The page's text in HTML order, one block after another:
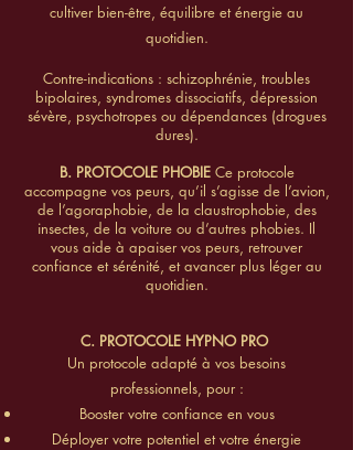
cultiver bien-être, équilibre et énergie au
quotidien.
Contre-indications : schizophrénie, troubles
bipolaires, syndromes dissociatifs, dépression
sévère, psychotropes ou dépendances (drogues
dures).
B. PROTOCOLE PHOBIE Ce protocole
accompagne vos peurs, qu’il s’agisse de l’avion,
de l’agoraphobie, de la claustrophobie, des
insectes, de la voiture ou d’autres phobies. Il
vous aide à apaiser vos peurs, retrouver
confiance et sérénité, et avancer plus léger au
quotidien.
C. PROTOCOLE HYPNO PRO
Un protocole adapté à vos besoins
professionnels, pour :
Booster votre confiance en vous
Déployer votre potentiel et votre énergie